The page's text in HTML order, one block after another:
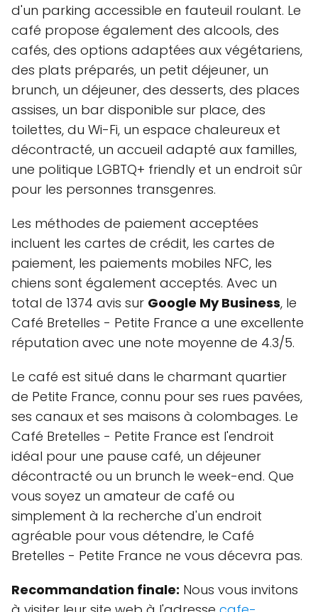
d'un parking accessible en fauteuil roulant. Le
café propose également des alcools, des
cafés, des options adaptées aux végétariens,
des plats préparés, un petit déjeuner, un
brunch, un déjeuner, des desserts, des places
assises, un bar disponible sur place, des
toilettes, du Wi-Fi, un espace chaleureux et
décontracté, un accueil adapté aux familles,
une politique LGBTQ+ friendly et un endroit sûr
pour les personnes transgenres.
Les méthodes de paiement acceptées
incluent les cartes de crédit, les cartes de
paiement, les paiements mobiles NFC, les
chiens sont également acceptés. Avec un
total de 1374 avis sur Google My Business, le
Café Bretelles - Petite France a une excellente
réputation avec une note moyenne de 4.3/5.
Le café est situé dans le charmant quartier
de Petite France, connu pour ses rues pavées,
ses canaux et ses maisons à colombages. Le
Café Bretelles - Petite France est l'endroit
idéal pour une pause café, un déjeuner
décontracté ou un brunch le week-end. Que
vous soyez un amateur de café ou
simplement à la recherche d'un endroit
agréable pour vous détendre, le Café
Bretelles - Petite France ne vous décevra pas.
Recommandation finale: Nous vous invitons